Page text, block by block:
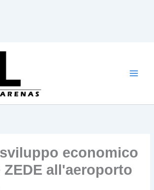
economico
ZEDE all'aeroporto